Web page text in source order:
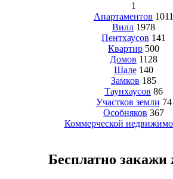
1
Апартаментов 1011
Вилл 1978
Пентхаусов 141
Квартир 500
Домов 1128
Шале 140
Замков 185
Таунхаусов 86
Участков земли 74
Особняков 367
Коммерческой
Бесплатно закажи